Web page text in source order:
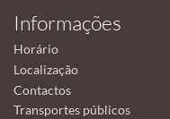
Informações
Horário
Localização
Contactos
Transportes públicos